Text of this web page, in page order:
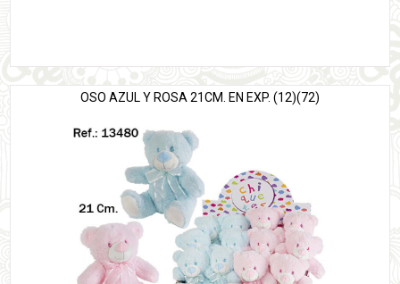
OSO AZUL Y ROSA 21CM. EN EXP. (12)(72)